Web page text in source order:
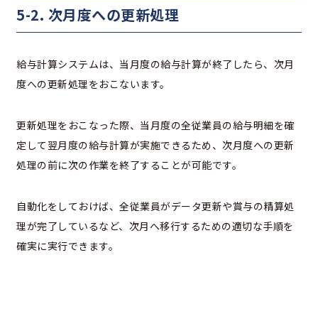
5-2. 次月度への更新処理
給与計算システムは、当月度の給与計算が終了したら、次月
度への更新処理をおこないます。
更新処理をおこなった際、当月度の全従業員の給与明細を確
定して翌月度の給与計算が実施できるため、次月度への更新
処理の前に次の作業を終了することが可能です。
自動化をしておけば、全従業員がデータ更新や賞与の精算処
理が完了しているなど、次月へ移行するための適切な手順を
確実に実行できます。